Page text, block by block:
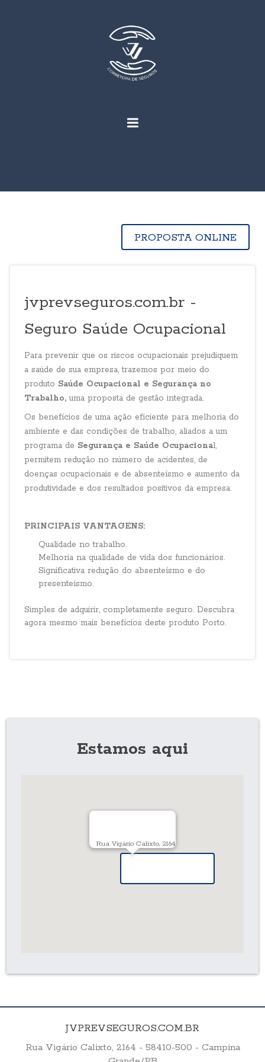
PROPOSTA ONLINE
jvprevseguros.com.br -
Seguro Saúde Ocupacional
Para prevenir que os riscos ocupacionais prejudiquem
a saúde de sua empresa, trazemos por meio do
produto Saúde Ocupacional e Segurança no
Trabalho,uma proposta de gestão integrada.
Os benefícios de uma ação eficiente para melhoria do
ambiente e das condições de trabalho, aliados a um
programa de Segurança e Saúde Ocupacional,
permitem redução no número de acidentes, de
doenças ocupacionais e de absenteísmo e aumento da
produtividade e dos resultados positivos da empresa.
PRINCIPAIS VANTAGENS:
Qualidade no trabalho.
Melhoria na qualidade de vida dos funcionários.
Significativa redução do absenteísmo e do
presenteísmo.
Simples de adquirir, completamente seguro. Descubra
agora mesmo mais benefícios deste produto Porto.
Estamos aqui
Rua Vigário Calixto, 2164
JVPREVSEGUROS.COM.BR
Rua Vigário Calixto, 2164 - 58410-500 - Campina